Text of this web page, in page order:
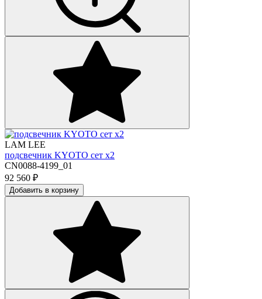
LAM LEE
подсвечник KYOTO сет х2
CN0088-4199_01
92 560 ₽
Добавить в корзину